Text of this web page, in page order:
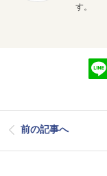
す。
前の記事へ